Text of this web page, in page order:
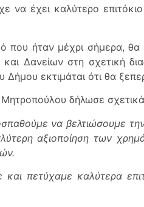
να έχει καλύτερο
που ήταν μέχρι σήμερα, θα
Δανείων στη σχετική
εκτιμάται ότι θα
δήλωσε
να βελτιώσουμε την
αξιοποίηση των
πετύχαμε καλύτερα